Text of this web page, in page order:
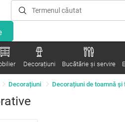
Decorațiuni Bucătărie și servire
Decorațiuni Decorațiuni de toamnă și